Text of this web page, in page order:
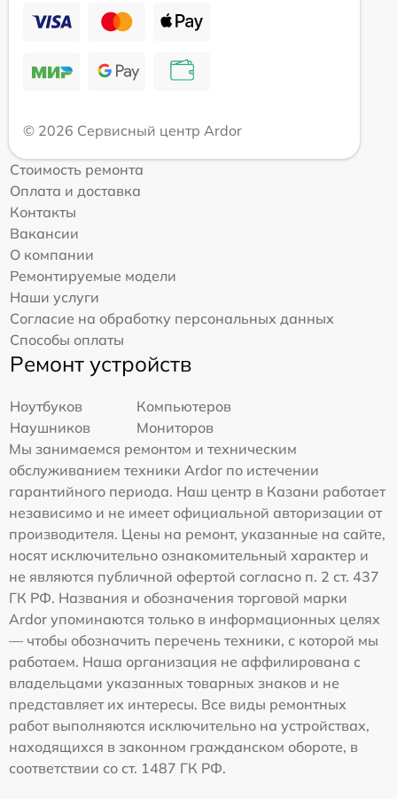
© 2026 Сервисный центр Ardor
Стоимость ремонта
Оплата и доставка
Контакты
Вакансии
О компании
Ремонтируемые модели
Наши услуги
Согласие на обработку персональных данных
Способы оплаты
Ремонт устройств
Ноутбуков
Компьютеров
Наушников
Мониторов
Мы занимаемся ремонтом и техническим
обслуживанием техники Ardor по истечении
гарантийного периода. Наш центр в Казани работает
независимо и не имеет официальной авторизации от
производителя. Цены на ремонт, указанные на сайте,
носят исключительно ознакомительный характер и
не являются публичной офертой согласно п. 2 ст. 437
ГК РФ. Названия и обозначения торговой марки
Ardor упоминаются только в информационных целях
— чтобы обозначить перечень техники, с которой мы
работаем. Наша организация не аффилирована с
владельцами указанных товарных знаков и не
представляет их интересы. Все виды ремонтных
работ выполняются исключительно на устройствах,
находящихся в законном гражданском обороте, в
соответствии со ст. 1487 ГК РФ.